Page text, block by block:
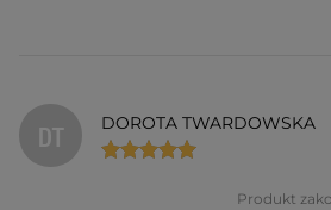
DT DOROTA TWARDOWSKA
Produkt